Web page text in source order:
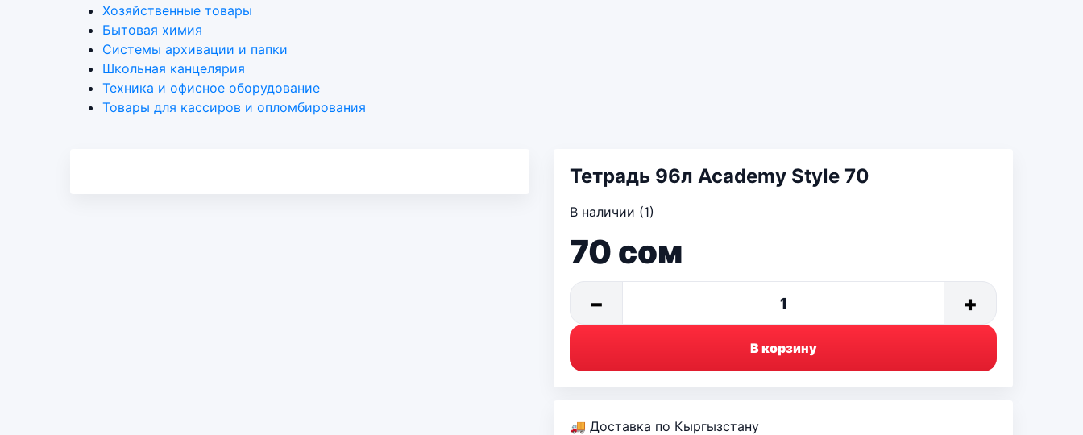
Хозяйственные товары
Бытовая химия
Системы архивации и папки
Школьная канцелярия
Техника и офисное оборудование
Товары для кассиров и опломбирования
Тетрадь 96л Academy Style 70
В наличии (1)
70 сом
− 1 +
В корзину
🚚 Доставка по Кыргызстану